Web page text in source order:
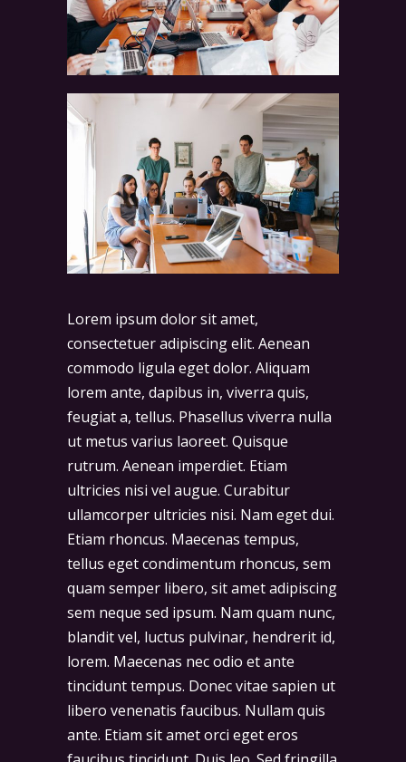
Lorem ipsum dolor sit amet,
consectetuer adipiscing elit. Aenean
commodo ligula eget dolor. Aliquam
lorem ante, dapibus in, viverra quis,
feugiat a, tellus. Phasellus viverra nulla
ut metus varius laoreet. Quisque
rutrum. Aenean imperdiet. Etiam
ultricies nisi vel augue. Curabitur
ullamcorper ultricies nisi. Nam eget dui.
Etiam rhoncus. Maecenas tempus,
tellus eget condimentum rhoncus, sem
quam semper libero, sit amet adipiscing
sem neque sed ipsum. Nam quam nunc,
blandit vel, luctus pulvinar, hendrerit id,
lorem. Maecenas nec odio et ante
tincidunt tempus. Donec vitae sapien ut
libero venenatis faucibus. Nullam quis
ante. Etiam sit amet orci eget eros